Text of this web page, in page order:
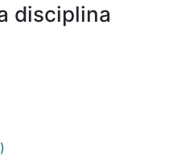
disciplina